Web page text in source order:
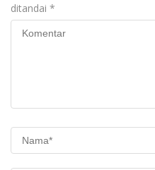
ditandai *